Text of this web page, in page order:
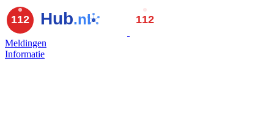
Meldingen
Informatie